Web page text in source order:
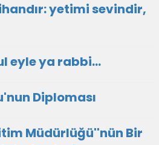
yetimi sevindir,
eyle ya rabbi...
Diploması
Müdürlüğü''nün Bir